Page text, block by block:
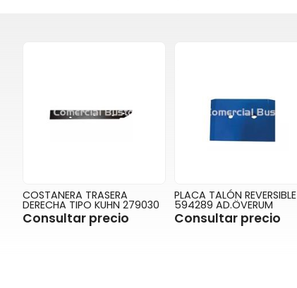
COSTANERA TRASERA
DERECHA TIPO KUHN 279030
Consultar precio
PLACA TALÓN REVERSIBLE
594289 AD.ÖVERUM
Consultar precio